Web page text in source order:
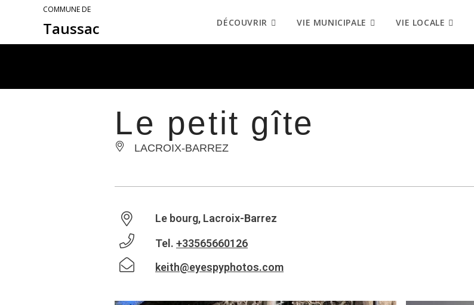
COMMUNE DE
Taussac DÉCOUVRIR VIE MUNICIPALE VIE LOCALE
Le petit gîte
LACROIX-BARREZ
Le bourg, Lacroix-Barrez
Tel. +33565660126
keith@eyespyphotos.com